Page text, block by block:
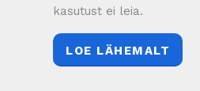
kasutust ei leia.
LOE LÄHEMALT